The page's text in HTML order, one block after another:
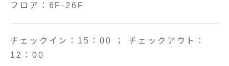
フロア：6F-26F
チェックイン：15：00 ； チェックアウト：
12：00